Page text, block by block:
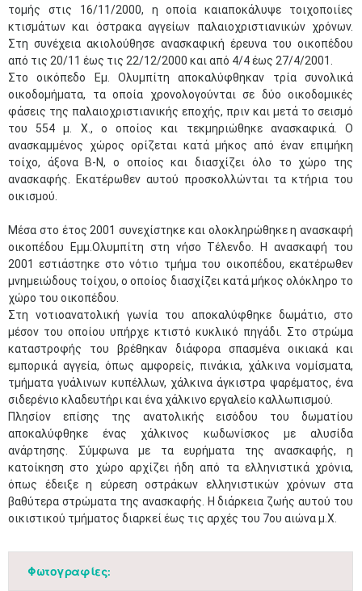
τομής στις 16/11/2000, η οποία καιαποκάλυψε τοιχοποιίες
κτισμάτων και όστρακα αγγείων παλαιοχριστιανικών χρόνων.
Στη συνέχεια ακιολούθησε ανασκαφική έρευνα του οικοπέδου
από τις 20/11 έως τις 22/12/2000 και από 4/4 έως 27/4/2001.
Στο οικόπεδο Εμ. Ολυμπίτη αποκαλύφθηκαν τρία συνολικά
οικοδομήματα, τα οποία χρονολογούνται σε δύο οικοδομικές
φάσεις της παλαιοχριστιανικής εποχής, πριν και μετά το σεισμό
του 554 μ. Χ., ο οποίος και τεκμηριώθηκε ανασκαφικά. Ο
ανασκαμμένος χώρος ορίζεται κατά μήκος από έναν επιμήκη
τοίχο, άξονα Β-Ν, ο οποίος και διασχίζει όλο το χώρο της
ανασκαφής. Εκατέρωθεν αυτού προσκολλώνται τα κτήρια του
οικισμού.
Μέσα στο έτος 2001 συνεχίστηκε και ολοκληρώθηκε η ανασκαφή
οικοπέδου Εμμ.Ολυμπίτη στη νήσο Τέλενδο. Η ανασκαφή του
2001 εστιάστηκε στο νότιο τμήμα του οικοπέδου, εκατέρωθεν
μνημειώδους τοίχου, ο οποίος διασχίζει κατά μήκος ολόκληρο το
χώρο του οικοπέδου.
Στη νοτιοανατολική γωνία του αποκαλύφθηκε δωμάτιο, στο
μέσον του οποίου υπήρχε κτιστό κυκλικό πηγάδι. Στο στρώμα
καταστροφής του βρέθηκαν διάφορα σπασμένα οικιακά και
εμπορικά αγγεία, όπως αμφορείς, πινάκια, χάλκινα νομίσματα,
τμήματα γυάλινων κυπέλλων, χάλκινα άγκιστρα ψαρέματος, ένα
σιδερένιο κλαδευτήρι και ένα χάλκινο εργαλείο καλλωπισμού.
Πλησίον επίσης της ανατολικής εισόδου του δωματίου
αποκαλύφθηκε ένας χάλκινος κωδωνίσκος με αλυσίδα
ανάρτησης. Σύμφωνα με τα ευρήματα της ανασκαφής, η
κατοίκηση στο χώρο αρχίζει ήδη από τα ελληνιστικά χρόνια,
όπως έδειξε η εύρεση οστράκων ελληνιστικών χρόνων στα
βαθύτερα στρώματα της ανασκαφής. Η διάρκεια ζωής αυτού του
οικιστικού τμήματος διαρκεί έως τις αρχές του 7ου αιώνα μ.Χ.
Φωτογραφίες: